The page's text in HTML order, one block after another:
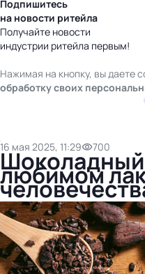
Подпишитесь
на новости ритейла
Получайте новости
индустрии ритейла первым!
Нажимая на кнопку, вы даете
обработку своих
16 мая 2025, 11:29 700
Шоколадный
любимом